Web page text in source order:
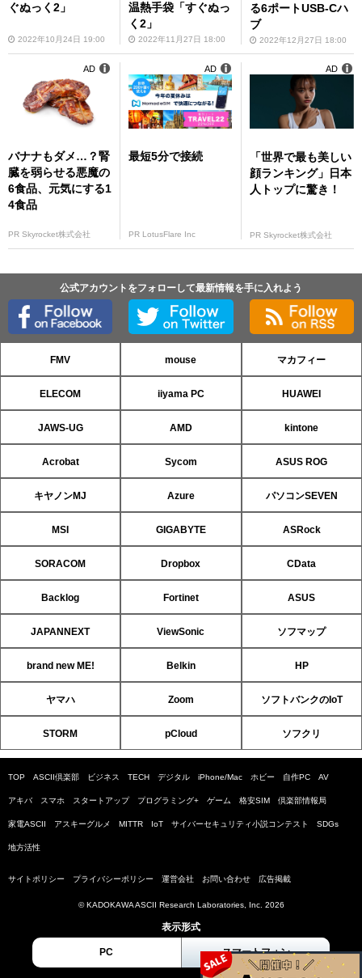
ぐぬっく2」
2022年10月24日 19:00
温熱手袋「すぐぬっ
く2」
2022年11月27日 18:00
る6ポートUSB-Cハ
ブ
2022年12月27日 18:00
バナナもダメ…？腎
臓を弱らせる悪魔の
6食品、元気にする1
4食品
PR Skyrocket株式会社
AD
最短5分で接続
PR LotusFlare Inc
AD
「世界で最も美しい
顔ランキング」日本
人トップに驚き！
PR Skyrocket株式会社
AD
公式アカウントをフォローして最新情報を手に入れよう
FMV mouse マカフィー
ELECOM iiyama PC HUAWEI
JAWS-UG AMD kintone
Acrobat Sycom ASUS ROG
キヤノンMJ Azure パソコンSEVEN
MSI GIGABYTE ASRock
SORACOM Dropbox CData
Backlog Fortinet ASUS
JAPANNEXT ViewSonic ソフマップ
brand new ME! Belkin HP
ヤマハ Zoom ソフトバンクのIoT
STORM pCloud ソフクリ
TOP ASCII倶楽部 ビジネス TECH デジタル iPhone/Mac ホビー 自作PC AV
アキバ スマホ スタートアップ プログラミング+ ゲーム 格安SIM 倶楽部情報局
家電ASCII アスキーグルメ MITTR IoT サイバーセキュリティ小説コンテスト SDGs
地方活性
サイトポリシー プライバシーポリシー 運営会社 お問い合わせ 広告掲載
© KADOKAWA ASCII Research Laboratories, Inc. 2026
表示形式
PC スマートフォン